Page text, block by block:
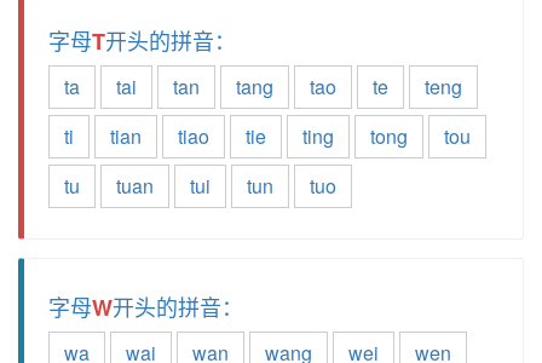
字母T开头的拼音：
ta tai tan tang tao te
teng
ti
tian tiao tie ting tong
tou
tu
tuan tui tun tuo
字母W开头的拼音：
wa wai wan wang wei
wen